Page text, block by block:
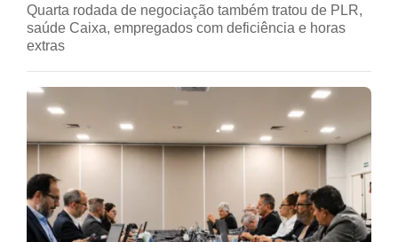
Quarta rodada de negociação também tratou de PLR,
saúde Caixa, empregados com deficiência e horas
extras